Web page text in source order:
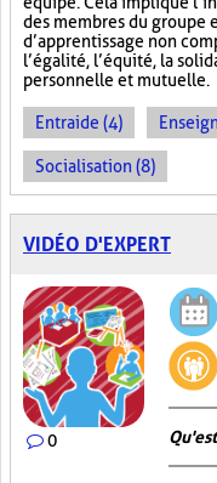
des membres du groupe
d’apprentissage non
l’égalité, l’équité, la
personnelle et mutuelle.
Entraide (4)
Socialisation (8)
VIDÉO D'EXPERT
0